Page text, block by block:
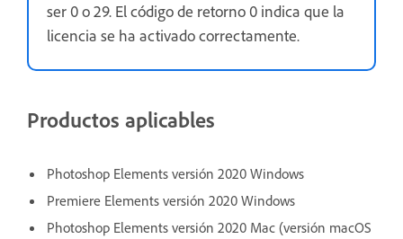
ser 0 o 29. El código de retorno 0 indica que la
licencia se ha activado correctamente.
Productos aplicables
Photoshop Elements versión 2020 Windows
Premiere Elements versión 2020 Windows
Photoshop Elements versión 2020 Mac (versión macOS